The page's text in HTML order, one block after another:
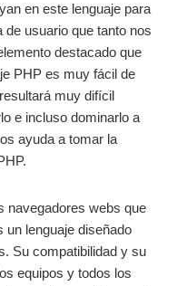
en este lenguaje para
usuario que tanto nos
destacado que
PHP es muy fácil de
muy difícil
e incluso dominarlo a
ayuda a tomar la
navegadores webs que
un lenguaje diseñado
Su compatibilidad y su
equipos y todos los